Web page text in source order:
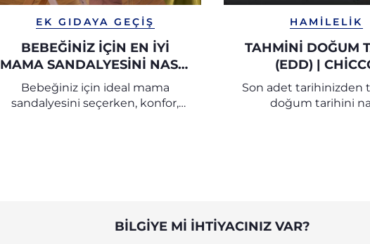
EK GIDAYA GEÇIŞ
BEBEĞINIZ İÇIN EN İYI
MAMA SANDALYESINI NASIL
SEÇERSINIZ? | CHICCO
Bebeğiniz için ideal mama
sandalyesini seçerken, konfor,
HAMILELIK
TAHMINI DOĞUM
(EDD) |
Son adet tarihinizden
doğum tarihini
BILGIYE MI IHTIYACINIZ VAR?